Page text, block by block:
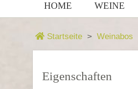
HOME WEINE
Startseite Weinabos
Eigenschaften